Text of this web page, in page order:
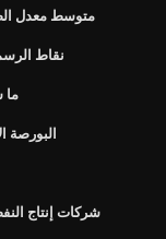
متوسط ​​معدل
نقاط
ما
البورصة
شركات إنتاج